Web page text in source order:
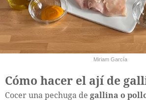
Miriam García
Cómo hacer el ají de
Cocer una pechuga de gallina o